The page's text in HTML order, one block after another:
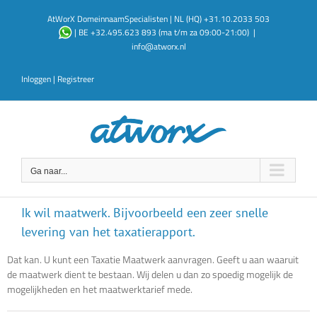
AtWorX DomeinnaamSpecialisten | NL (HQ) +31.10.2033 503
| BE +32.495.623 893 (ma t/m za 09:00-21:00) |
info@atworx.nl
Inloggen | Registreer
Ga naar...
Ik wil maatwerk. Bijvoorbeeld een zeer snelle
levering van het taxatierapport.
Dat kan. U kunt een Taxatie Maatwerk aanvragen. Geeft u aan waaruit
de maatwerk dient te bestaan. Wij delen u dan zo spoedig mogelijk de
mogelijkheden en het maatwerktarief mede.